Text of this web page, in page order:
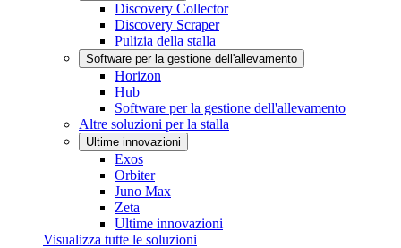
Discovery Collector
Discovery Scraper
Pulizia della stalla
Software per la gestione dell'allevamento
Horizon
Hub
Software per la gestione dell'allevamento
Altre soluzioni per la stalla
Ultime innovazioni
Exos
Orbiter
Juno Max
Zeta
Ultime innovazioni
Visualizza tutte le soluzioni